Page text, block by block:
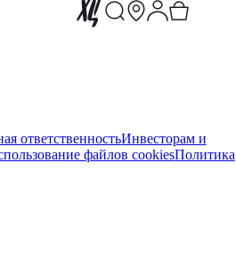
ответственностьИнвесторам и
файлов cookiesПолитика